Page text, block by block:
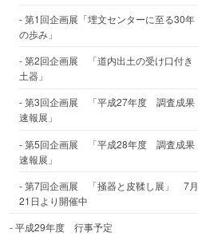
第1回企画展「埋文センターに至る30年
の歩み」
第2回企画展 「道内出土の受け口付き
土器」
第3回企画展 「平成27年度 調査成果
速報展」
第5回企画展 「平成28年度 調査成果
速報展」
第7回企画展 「掻器と皮鞣し展」 7月
21日より開催中
平成29年度 行事予定